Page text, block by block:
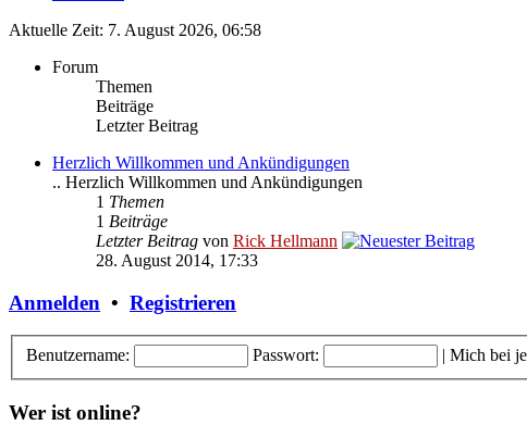
Aktuelle Zeit: 7. August 2026, 06:58
Forum
Themen
Beiträge
Letzter Beitrag
Herzlich Willkommen und Ankündigungen
.. Herzlich Willkommen und Ankündigungen
1 Themen
1 Beiträge
Letzter Beitrag von Rick Hellmann
28. August 2014, 17:33
Anmelden • Registrieren
Benutzername: Passwort: | Mich bei
Wer ist online?